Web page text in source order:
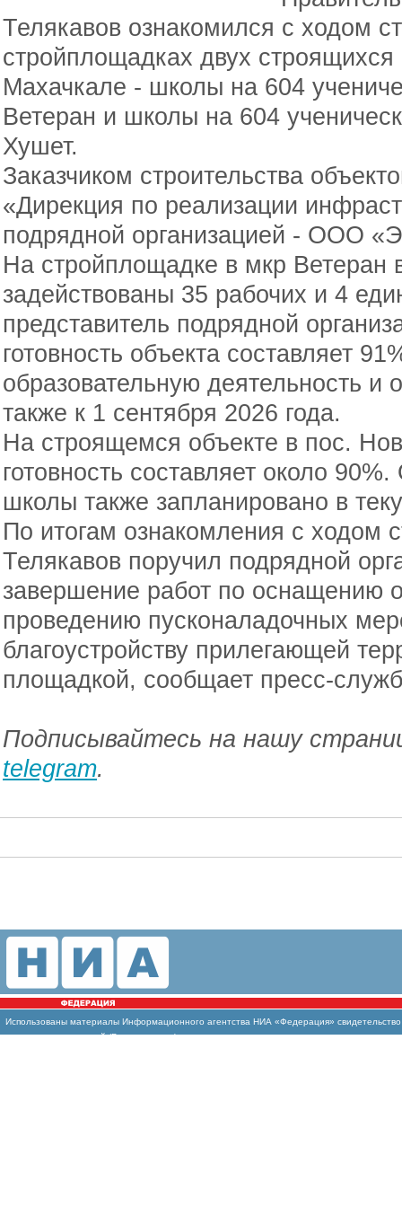
Телякавов ознакомился с ходом
стройплощадках двух строящихся
Махачкале - школы на 604
Ветеран и школы на 604
Хушет.
Заказчиком строительства
«Дирекция по реализации
подрядной организацией - ООО
На стройплощадке в мкр Ветеран
задействованы 35 рабочих и 4
представитель подрядной
готовность объекта составляет
образовательную деятельность и
также к 1 сентября 2026 года.
На строящемся объекте в пос.
готовность составляет около
школы также запланировано в
По итогам ознакомления с ходом
Телякавов поручил подрядной
завершение работ по оснащению
проведению пусконаладочных
благоустройству прилегающей
площадкой, сообщает пресс-
Подписывайтесь на нашу
telegram.
Использованы материалы Информационного агентства НИА «Федерация»
массовых коммуникаций (Роскомнадзор)